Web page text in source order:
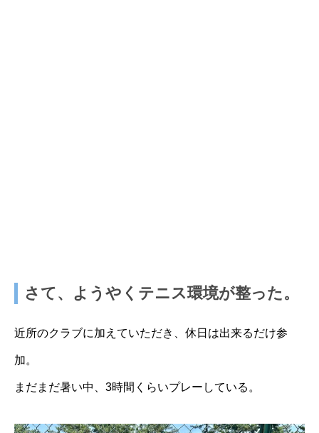
さて、ようやくテニス環境が整った。
近所のクラブに加えていただき、休日は出来るだけ参
加。
まだまだ暑い中、3時間くらいプレーしている。